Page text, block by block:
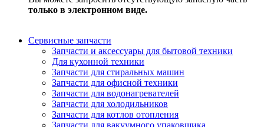
только в электронном виде.
Сервисные запчасти
Запчасти и аксессуары для бытовой техники
Для кухонной техники
Запчасти для стиральных машин
Запчасти для офисной техники
Запчасти для водонагревателей
Запчасти для холодильников
Запчасти для котлов отопления
Запчасти для вакуумного упаковщика